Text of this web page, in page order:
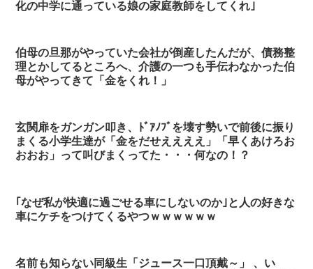
化の中学に通っている娘の家庭教師をしてくれ｣
伯母の旦那がやっていた会社が倒産したんだが、債務整
理とかしてるところへ、介護の一つも手伝わなかった伯
母がやってきて「金をくれ！」
玄関扉をガンガン叩き、ﾄﾞｱﾉﾌﾞを壊す勢いで前後に振り
まくる小学生達が「金をだせええええ」「早くあけろお
おおお」って叫びまくってた・・・何なの！？
｢なぜ私が快適に過ごせる車にしないのか｣と人の好きな
車にケチをつけてくるやつｗｗｗｗｗｗ
名前も知らない同級生「ジュース一口頂戴～」 、い